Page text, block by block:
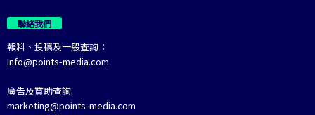
聯絡我們
報料、投稿及一般查詢：
Info@points-media.com
廣告及贊助查詢:
marketing@points-media.com